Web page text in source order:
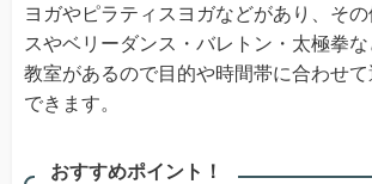
ヨガやピラティスヨガなどがあり、そ
スやベリーダンス・バレトン・太極拳
教室があるので目的や時間帯に合わせ
できます。
おすすめポイント！